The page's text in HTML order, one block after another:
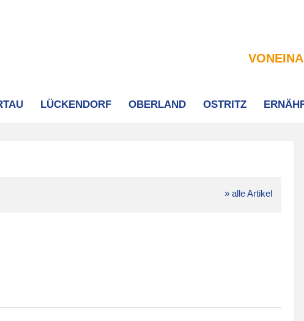
LÜCKENDORF OBERLAND OSTRITZ
» alle Artikel